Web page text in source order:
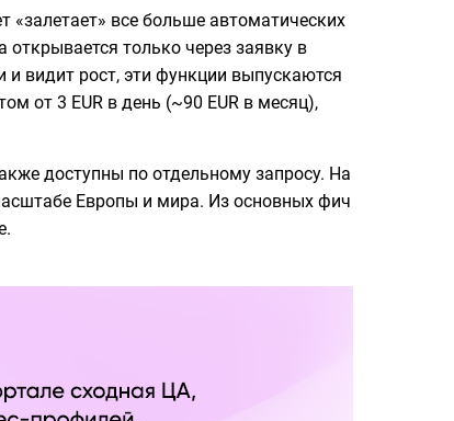
все больше автоматических
только через заявку в
видит рост, эти функции выпускаются
от 3 EUR в день (~90 EUR в месяц),
доступны по отдельному запросу. На
Европы и мира. Из основных фич